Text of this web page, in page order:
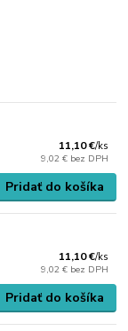
11,10 €/ks
9,02 € bez DPH
Pridať do košíka
11,10 €/ks
9,02 € bez DPH
Pridať do košíka